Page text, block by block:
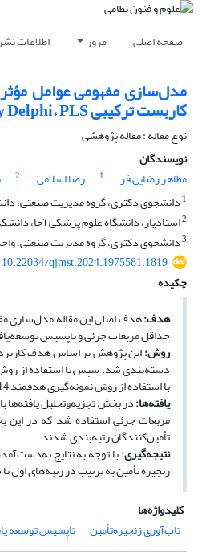
صفحه اصلی مرور اطلاعات
مدل‌سازی مفهومی عوامل مؤثر
کاربست ترکیبی Fuzzy Delphi، PLS و Improved TOPSIS
نوع مقاله : مقاله پژوهشی
نویسندگان
مظاهر رضایی فر
1 رضا اسلامی 2
1 دانشجوی دکتری، گروه مدیریت صنعتی،
2اﺳﺘﺎدﻳﺎر، داﻧﺸﮕﺎه ﻋﻠﻮم پزشکی آﺟﺎ،
3دانشجوی دکتری، گروه مدیریت صنعتی،
10.22034/qjmst.2024.1975581.1819
چکیده
هدف:هدف اصلی این مقاله مدل‌سازی
حداقل مربعات جزئی و تاپسیس
روش:این پژوهش بر اساس هدف
دسته‌بندی شد. سپس با استفاده از روش
با استفاده از روش نمونه‌گیری هدفمند 14 نفر به‌عنوان نمونه انتخاب شدند.
یافته‌ها:در بخش تجزیه‌وتحلیل یافته‌ها
مربعات جزئی استفاده شد که در این
تأمین‌کنندگان رتبه‌بندی شدند.
نتیجه‌گیری:با توجه به نتایج
زنجیره تأمین به ترتیب در رتبه‌های اول
کلیدواژه‌ها
تاب‌آوری زنجیره‌تأمین
تاپسیس توسعه